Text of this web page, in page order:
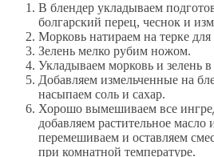
В блендер укладываем
болгарский перец, чеснок и
Морковь натираем на терке
Зелень мелко рубим ножом.
Укладываем морковь и зелень
Добавляем измельченные на
насыпаем соль и сахар.
Хорошо вымешиваем все
добавляем растительное масло
перемешиваем и оставляем
при комнатной температуре.